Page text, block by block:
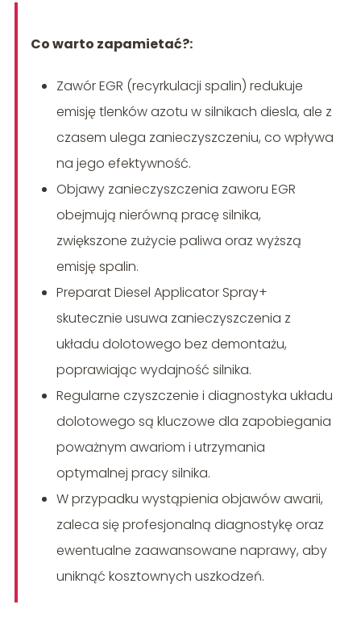
Co warto zapamietać?:
Zawór EGR (recyrkulacji spalin) redukuje
emisję tlenków azotu w silnikach diesla, ale z
czasem ulega zanieczyszczeniu, co wpływa
na jego efektywność.
Objawy zanieczyszczenia zaworu EGR
obejmują nierówną pracę silnika,
zwiększone zużycie paliwa oraz wyższą
emisję spalin.
Preparat Diesel Applicator Spray+
skutecznie usuwa zanieczyszczenia z
układu dolotowego bez demontażu,
poprawiając wydajność silnika.
Regularne czyszczenie i diagnostyka układu
dolotowego są kluczowe dla zapobiegania
poważnym awariom i utrzymania
optymalnej pracy silnika.
W przypadku wystąpienia objawów awarii,
zaleca się profesjonalną diagnostykę oraz
ewentualne zaawansowane naprawy, aby
uniknąć kosztownych uszkodzeń.